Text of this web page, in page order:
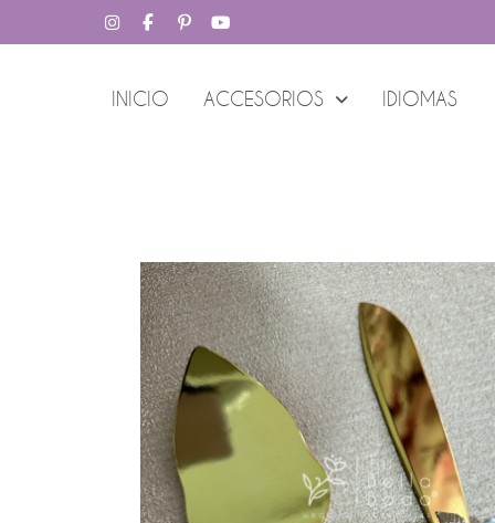
INICIO ACCESORIOS IDIOMAS